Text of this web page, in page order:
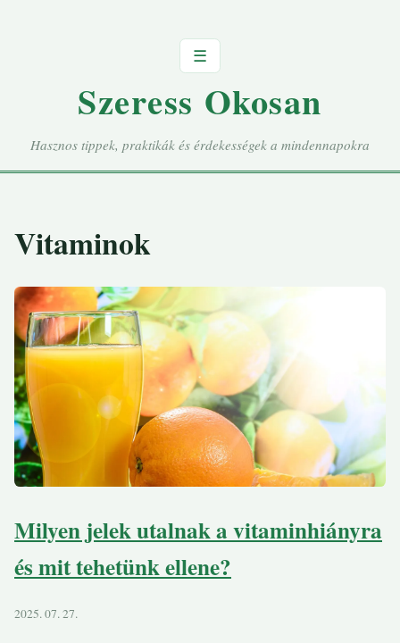
☰
Szeress Okosan
Hasznos tippek, praktikák és érdekességek a mindennapokra
Vitaminok
Milyen jelek utalnak a vitaminhiányra
és mit tehetünk ellene?
2025. 07. 27.